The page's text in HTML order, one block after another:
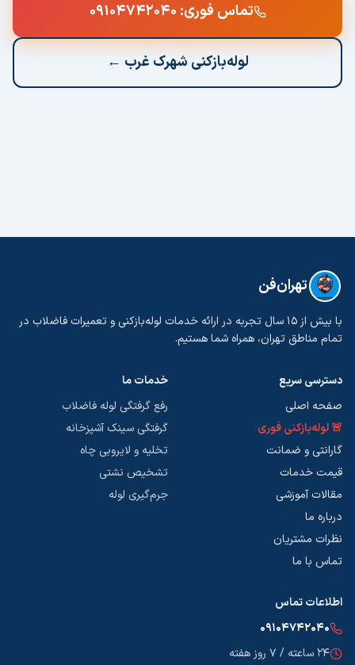
تماس فوری: ۰۹۱۰۴۷۴۲۰۴۰
لوله‌بازکنی شهرک غرب ←
تهران‌فن
با بیش از ۱۵ سال تجربه در ارائه خدمات لوله‌بازکنی و تعمیرات فاضلاب در
تمام مناطق تهران، همراه شما هستیم.
دسترسی سریع
صفحه اصلی
🚨 لوله‌بازکنی فوری
گارانتی و ضمانت
قیمت خدمات
مقالات آموزشی
درباره ما
نظرات مشتریان
تماس با ما
خدمات ما
رفع گرفتگی لوله فاضلاب
گرفتگی سینک آشپزخانه
تخلیه و لایروبی چاه
تشخیص نشتی
جرم‌گیری لوله
اطلاعات تماس
۰۹۱۰۴۷۴۲۰۴۰
۲۴ ساعته / ۷ روز هفته